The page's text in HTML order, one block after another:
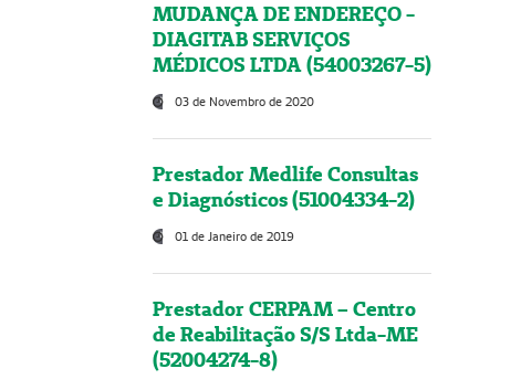
MUDANÇA DE ENDEREÇO -
DIAGITAB SERVIÇOS
MÉDICOS LTDA (54003267-5)
03 de Novembro de 2020
Prestador Medlife Consultas
e Diagnósticos (51004334-2)
01 de Janeiro de 2019
Prestador CERPAM – Centro
de Reabilitação S/S Ltda-ME
(52004274-8)